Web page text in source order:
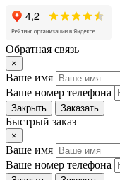
Обратная связь
×
Ваше имя
Ваше номер телефона
Закрыть Заказать
Быстрый заказ
×
Ваше имя
Ваше номер телефона